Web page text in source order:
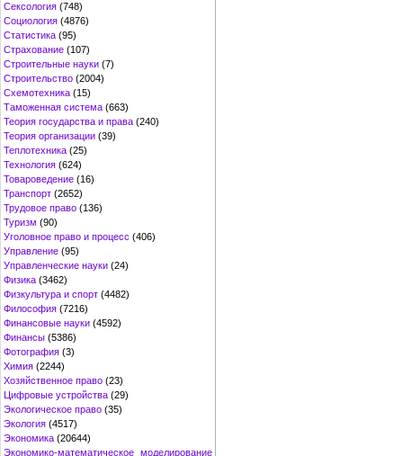
Сексология (748)
Социология (4876)
Статистика (95)
Страхование (107)
Строительные науки (7)
Строительство (2004)
Схемотехника (15)
Таможенная система (663)
Теория государства и права (240)
Теория организации (39)
Теплотехника (25)
Технология (624)
Товароведение (16)
Транспорт (2652)
Трудовое право (136)
Туризм (90)
Уголовное право и процесс (406)
Управление (95)
Управленческие науки (24)
Физика (3462)
Физкультура и спорт (4482)
Философия (7216)
Финансовые науки (4592)
Финансы (5386)
Фотография (3)
Химия (2244)
Хозяйственное право (23)
Цифровые устройства (29)
Экологическое право (35)
Экология (4517)
Экономика (20644)
Экономико-математическое моделирование